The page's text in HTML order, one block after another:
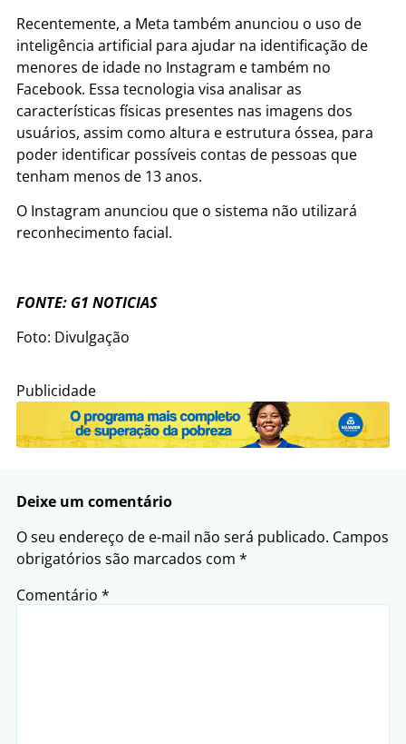
Recentemente, a Meta também anunciou o uso de
inteligência artificial para ajudar na identificação de
menores de idade no Instagram e também no
Facebook. Essa tecnologia visa analisar as
características físicas presentes nas imagens dos
usuários, assim como altura e estrutura óssea, para
poder identificar possíveis contas de pessoas que
tenham menos de 13 anos.
O Instagram anunciou que o sistema não utilizará
reconhecimento facial.
FONTE: G1 NOTICIAS
Foto: Divulgação
Publicidade
Deixe um comentário
O seu endereço de e-mail não será publicado. Campos
obrigatórios são marcados com *
Comentário *